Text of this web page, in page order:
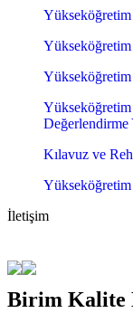
Yükseköğretim
Yükseköğretim
Değerlendirme
Kılavuz ve
Yükseköğretim
İletişim
Birim Kalite